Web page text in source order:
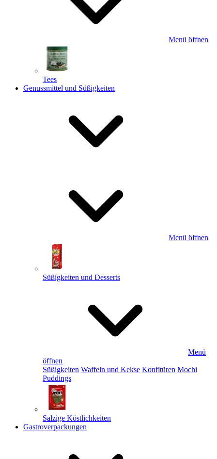
Menü öffnen
Tees
Genussmittel und Süßigkeiten
Menü öffnen
Süßigkeiten und Desserts
Menü
öffnen
Süßigkeiten Waffeln und Kekse Konfitüren Mochi
Puddings
Salzige Köstlichkeiten
Gastroverpackungen